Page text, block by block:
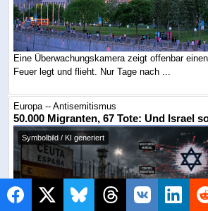
Eine Überwachungskamera zeigt offenbar
Feuer legt und flieht. Nur Tage nach ...
Europa -- Antisemitismus
50.000 Migranten, 67 Tote: Und Israel
Symbolbild / KI generiert